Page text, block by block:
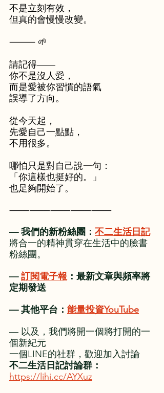
不是立刻有效，
但真的會慢慢改變。
⸻ 🌱
請記得——
​你不是沒人愛，
而是愛被你習慣的語氣
誤導了方向。
從今天起，
先愛自己一點點，
不用很多。
哪怕只是對自己說一句：
​「你這樣也挺好的。」
​也足夠開始了。
⸻⸻⸻⸻⸻
— 我們的新粉絲團： 不二生活日記
將合一的精神貫穿在生活中的臉書
粉絲團。
— 訂閱電子報 ：最新文章與頻率將
定期發送
— 其他平台： 能量投資YouTube
— 以及，我們將開一個將打開的一
個新紀元
一個LINE的社群，歡迎加入討論
不二生活日記討論群：
https://lihi.cc/AYXuz